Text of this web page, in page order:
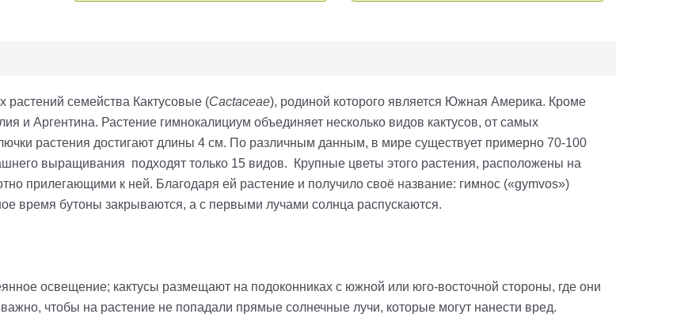
растений семейства Кактусовые (Cactaceae), родиной которого является Южная Америка. Кроме
и Аргентина. Растение гимнокалициум объединяет несколько видов кактусов, от самых
растения достигают длины 4 см. По различным данным, в мире существует примерно 70-100
выращивания подходят только 15 видов.
Крупные цветы этого растения, расположены на
прилегающими к ней. Благодаря ей растение и получило своё название: гимнос («gymvos»)
время бутоны закрываются, а с первыми лучами солнца распускаются.
освещение; кактусы размещают на подоконниках с южной или юго-восточной стороны, где они
чтобы на растение не попадали прямые солнечные лучи, которые могут нанести вред.